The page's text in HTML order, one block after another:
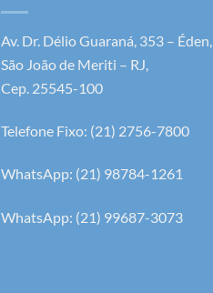
Av. Dr. Délio Guaraná, 353 – Éden,
São João de Meriti – RJ,
Cep. 25545-100
Telefone Fixo: (21) 2756-7800
WhatsApp: (21) 98784-1261
WhatsApp: (21) 99687-3073